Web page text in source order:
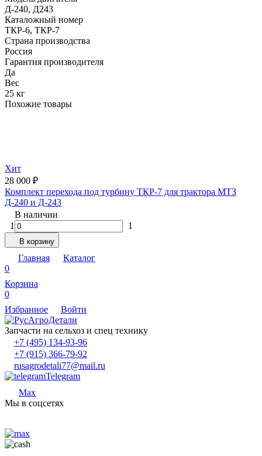
Д-240, Д243
Каталожный номер
ТКР-6, ТКР-7
Страна производства
Россия
Гарантия производителя
Да
Вес
25 кг
Похожие товары
Хит
28 000 ₽
Комплект перехода под турбину ТКР-7 для трактора МТЗ
Д-240 и Д-243
В наличии
1
1
В корзину
Главная
Каталог
0
Корзина
0
Избранное
Войти
Запчасти на сельхоз и спец технику
+7 (495) 134-93-96
+7 (915) 366-79-92
rusagrodetali77@mail.ru
Telegram
Max
Мы в соцсетях